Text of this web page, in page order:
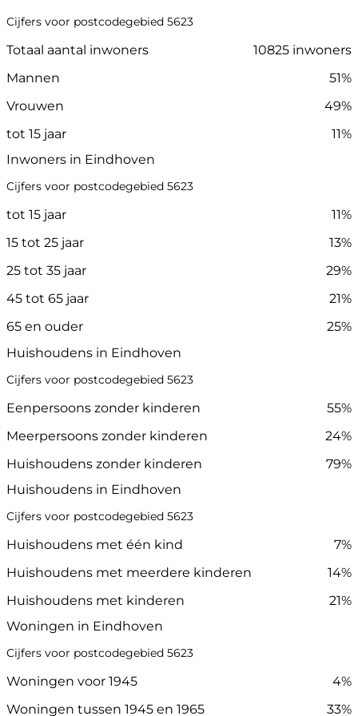
Cijfers voor postcodegebied 5623
Totaal aantal inwoners
10825 inwoners
Mannen
51%
Vrouwen
49%
tot 15 jaar
11%
Inwoners in Eindhoven
Cijfers voor postcodegebied 5623
tot 15 jaar
11%
15 tot 25 jaar
13%
25 tot 35 jaar
29%
45 tot 65 jaar
21%
65 en ouder
25%
Huishoudens in Eindhoven
Cijfers voor postcodegebied 5623
Eenpersoons zonder kinderen
55%
Meerpersoons zonder kinderen
24%
Huishoudens zonder kinderen
79%
Huishoudens in Eindhoven
Cijfers voor postcodegebied 5623
Huishoudens met één kind
7%
Huishoudens met meerdere kinderen
14%
Huishoudens met kinderen
21%
Woningen in Eindhoven
Cijfers voor postcodegebied 5623
Woningen voor 1945
4%
Woningen tussen 1945 en 1965
33%